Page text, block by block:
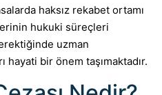
haksız rekabet ortamı
hukuki süreçleri
uzman
hayati bir önem taşımaktadır.